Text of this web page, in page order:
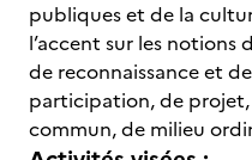
publiques et de la
l’accent sur les notions
de reconnaissance et
participation, de
commun, de milieu